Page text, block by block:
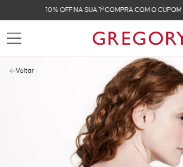
10% OFF NA SUA 1ª COMPRA COM O
Voltar